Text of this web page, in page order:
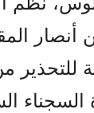
أنصار
للتحذير
السجناء